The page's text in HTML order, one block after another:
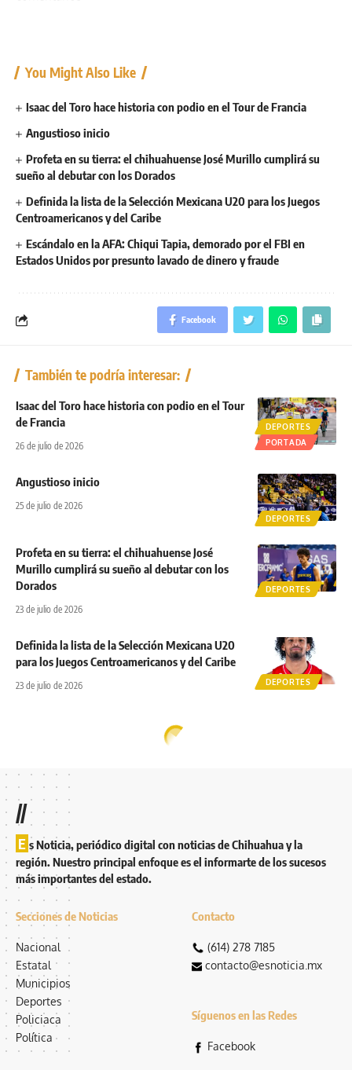
You Might Also Like
Isaac del Toro hace historia con podio en el Tour de Francia
Angustioso inicio
Profeta en su tierra: el chihuahuense José Murillo cumplirá su
sueño al debutar con los Dorados
Definida la lista de la Selección Mexicana U20 para los Juegos
Centroamericanos y del Caribe
Escándalo en la AFA: Chiqui Tapia, demorado por el FBI en
Estados Unidos por presunto lavado de dinero y fraude
Facebook
También te podría interesar:
DEPORTES
PORTADA
Isaac del Toro hace historia con podio en el Tour
de Francia
26 de julio de 2026
DEPORTES
Angustioso inicio
25 de julio de 2026
DEPORTES
Profeta en su tierra: el chihuahuense José
Murillo cumplirá su sueño al debutar con los
Dorados
23 de julio de 2026
DEPORTES
Definida la lista de la Selección Mexicana U20
para los Juegos Centroamericanos y del Caribe
23 de julio de 2026
//
E s Noticia, periódico digital con noticias de Chihuahua y la
región. Nuestro principal enfoque es el informarte de los sucesos
más importantes del estado.
Secciones de Noticias
Nacional
Estatal
Municipios
Deportes
Policiaca
Política
Contacto
(614) 278 7185
contacto@esnoticia.mx
Síguenos en las Redes
Facebook